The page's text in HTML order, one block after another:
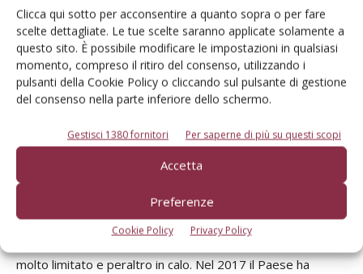
Clicca qui sotto per acconsentire a quanto sopra o per fare
scelte dettagliate. Le tue scelte saranno applicate solamente a
questo sito. È possibile modificare le impostazioni in qualsiasi
momento, compreso il ritiro del consenso, utilizzando i
pulsanti della Cookie Policy o cliccando sul pulsante di gestione
del consenso nella parte inferiore dello schermo.
Gestisci 1380 fornitori Per saperne di più su questi scopi
Accetta
Preferenze
Cookie Policy Privacy Policy
La Germania è un importante Paese produttore di fragole
che ha visto superfici in crescita fino a qualche anno fa,
toccando nel 2013 quota 15.600 ha. Recentemente gli
investimenti sono scesi su circa 14.000 ha. Le rese medie
per ettaro sono abbastanza contenute e così questa
annuali e comunque in calo nelle ultime due stagioni.
L’importanza di questo Paese risiede principalmente nel
fatto che è il principale polo di destinazione dell’export
italiano e pertanto il livello dell’offerta interna va ad incidere
più o meno negativamente sulle nostre movimentazioni. A
molto limitato e peraltro in calo. Nel 2017 il Paese ha